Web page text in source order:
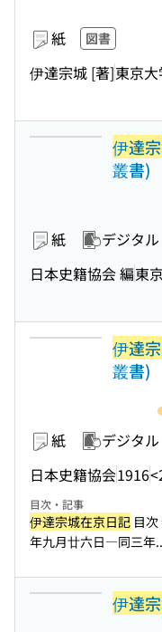
紙 図書
伊達宗城 [著]東京
伊達
叢書)
紙 デジタル
日本史籍協会 編東
伊達
叢書)
紙 デジタル
日本史籍協会1916
目次・記事
伊達宗城在京日記 目
年九月廿六日―同三年
伊達